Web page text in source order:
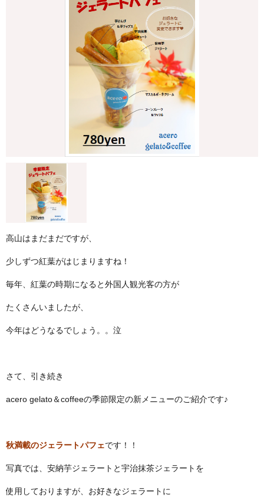
高山はまだまだですが、
少しずつ紅葉がはじまりますね！
毎年、紅葉の時期になると外国人観光客の方が
たくさんいましたが、
今年はどうなるでしょう。。泣
さて、引き続き
acero gelato＆coffeeの季節限定の新メニューのご紹介です♪
秋満載のジェラートパフェです！！
写真では、安納芋ジェラートと宇治抹茶ジェラートを
使用しておりますが、お好きなジェラートに